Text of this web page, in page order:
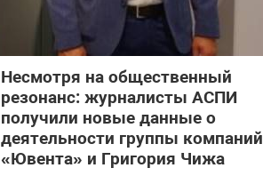
Несмотря на общественный
резонанс: журналисты АСПИ
получили новые данные о
деятельности группы компаний
«Ювента» и Григория Чижа